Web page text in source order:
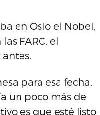
en Oslo el Nobel,
FARC, el
para esa fecha,
un poco más de
es que esté listo